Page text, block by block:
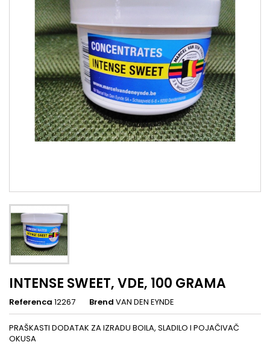
INTENSE SWEET, VDE, 100 GRAMA
Referenca 12267 Brend VAN DEN EYNDE
PRAŠKASTI DODATAK ZA IZRADU BOILA, SLADILO I POJAČIVAČ
OKUSA